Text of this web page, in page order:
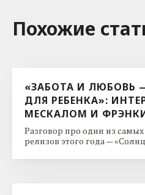
Похожие
«ЗАБОТА И ЛЮБОВЬ
ДЛЯ РЕБЕНКА»:
МЕСКАЛОМ И
Разговор про один из
релизов этого года —